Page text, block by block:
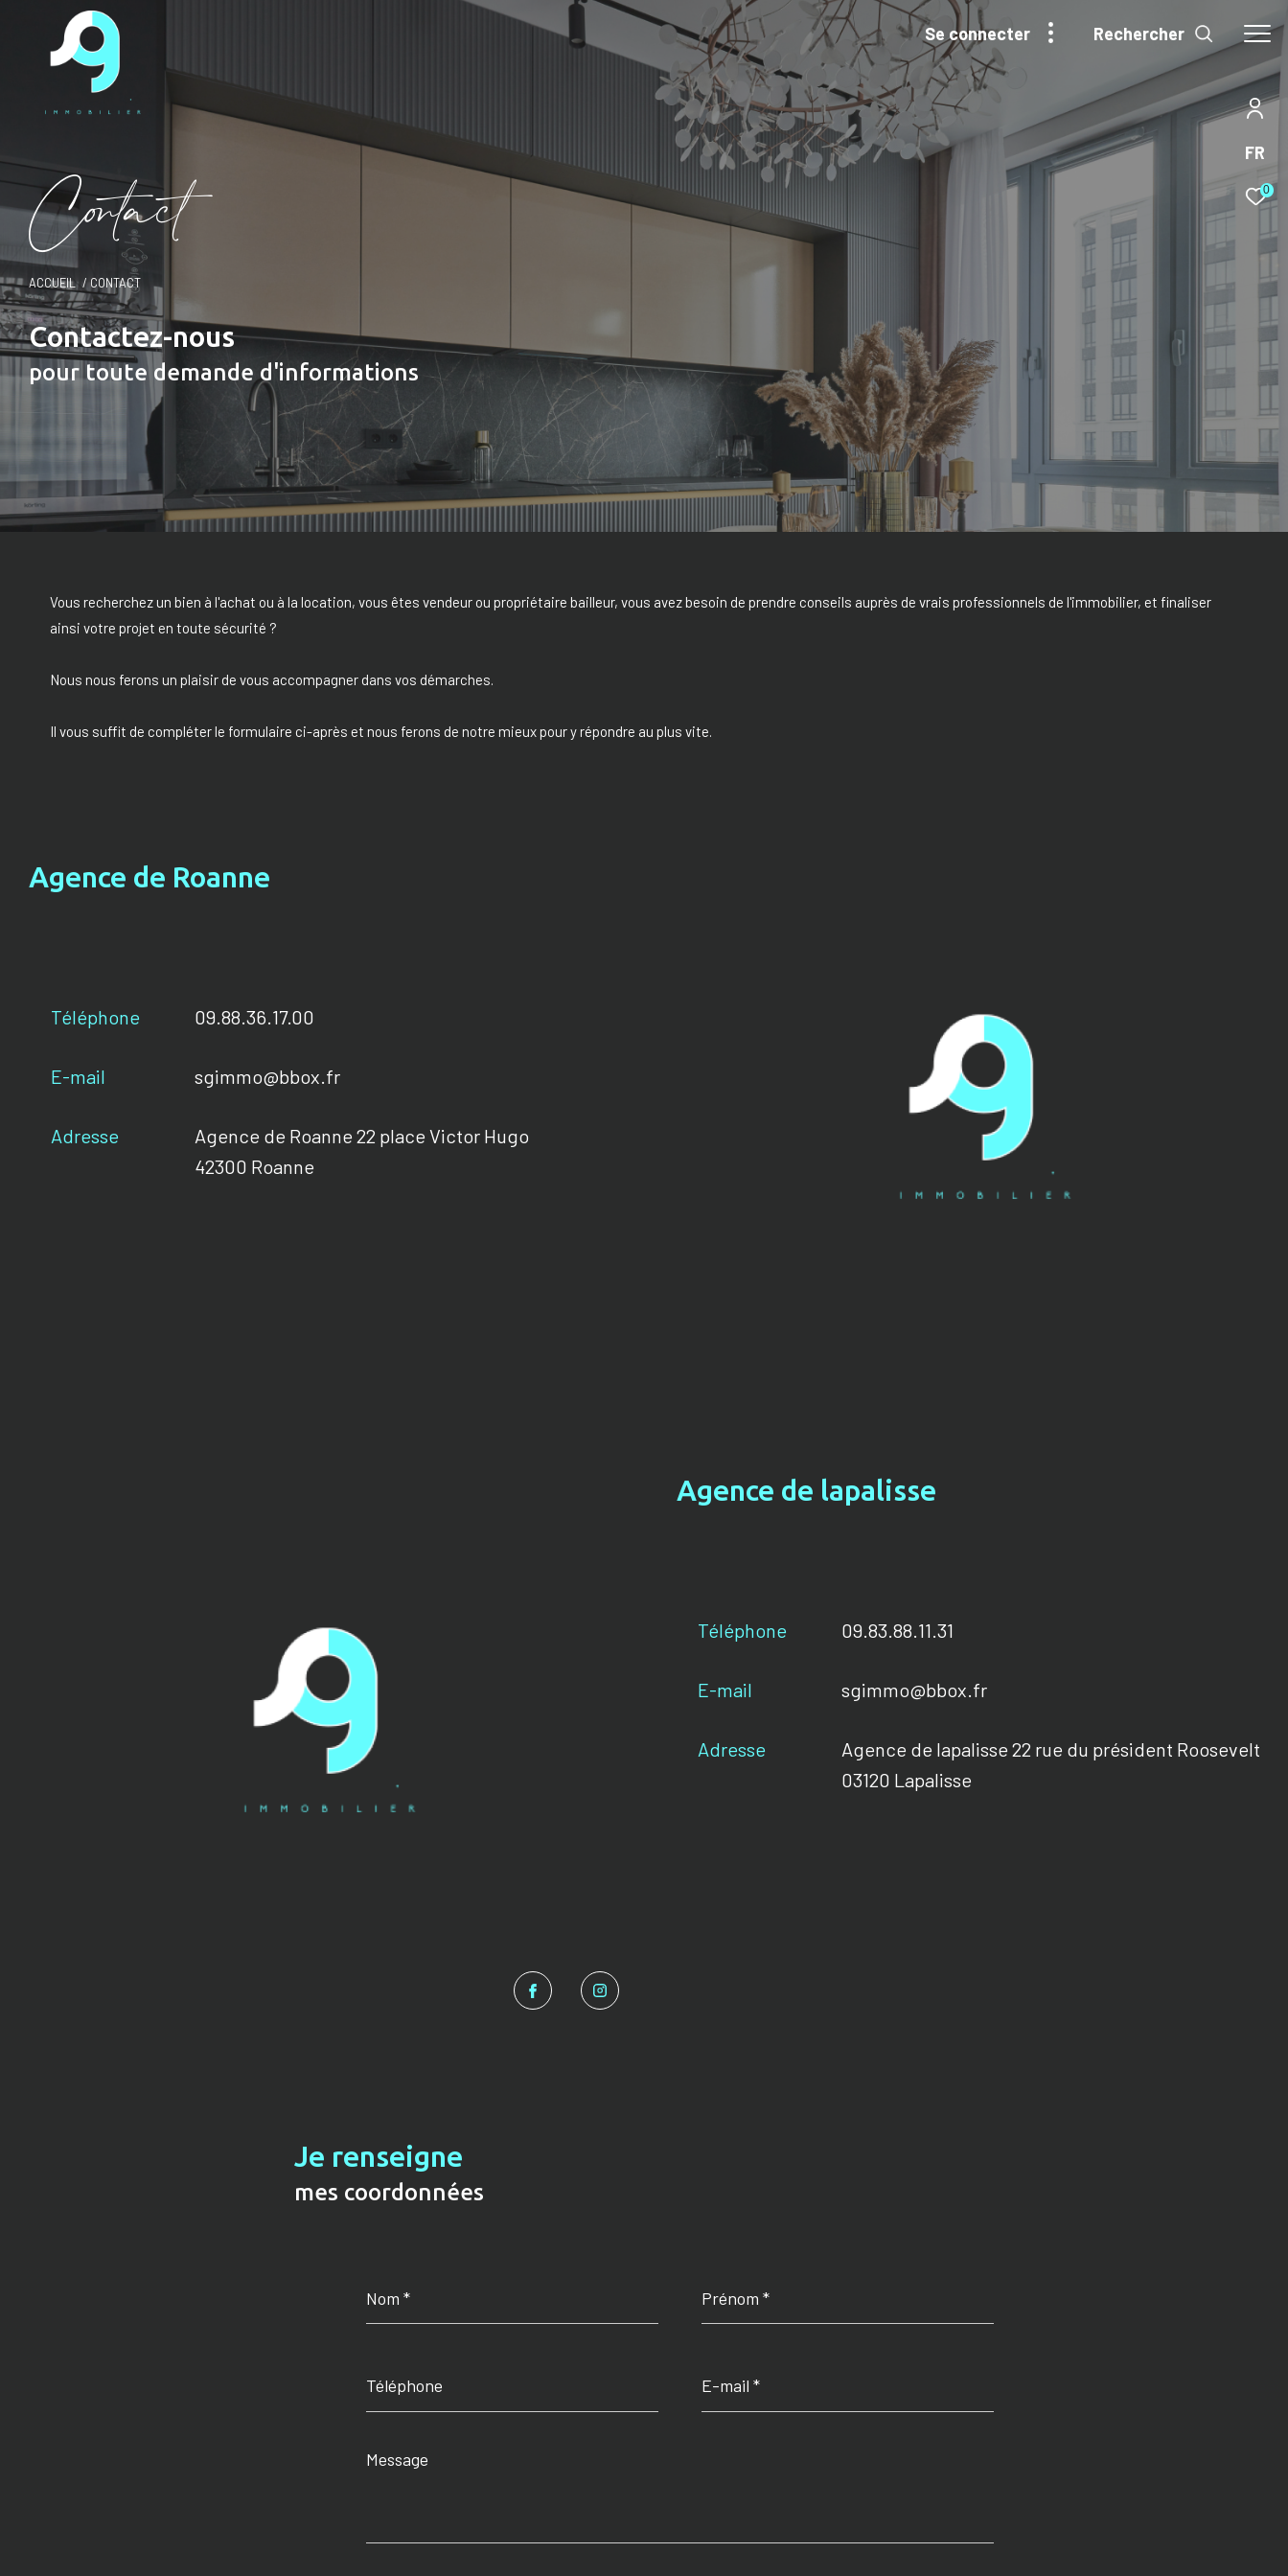
FR
0
se connecter Rechercher
Cotact
ACCUEIL CONTACT
Contactez-nous
pour toute demande d'informations
Vous recherchez un bien à l'achat ou à la location, vous êtes vendeur ou propriétaire bailleur, vous avez besoin de prendre conseils auprès de vrais professionnels de l'immobilier, et finaliser
ainsi votre projet en toute sécurité ?
Nous nous ferons un plaisir de vous accompagner dans vos démarches.
Il vous suffit de compléter le formulaire ci-après et nous ferons de notre mieux pour y répondre au plus vite.
Agence de Roanne
Téléphone 09.88.36.17.00
E-mail sgimmo@bbox.fr
Adresse
Agence de Roanne 22 place Victor Hugo
42300 Roanne
Agence de lapalisse
Téléphone 09.83.88.11.31
E-mail sgimmo@bbox.fr
Adresse
Agence de lapalisse 22 rue du président Roosevelt
03120 Lapalisse
Je renseigne
mes coordonnées
*
*
mail
*
Message
*